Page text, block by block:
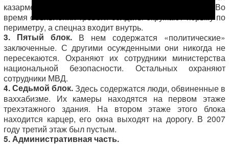
казарменные помещения для солдат и спецназа. Во
время объявления тревоги солдаты окружают тюрьму по
периметру, а спецназ входит внутрь.
3. Пятый блок. В нем содержатся «политические»
заключенные. С другими осужденными они никогда не
пересекаются. Охраняют их сотрудники министерства
национальной безопасности. Остальных охраняют
сотрудники МВД.
4. Седьмой блок.Здесь содержатся люди, обвиненные в
ваххабизме. Их камеры находятся на первом этаже
трехэтажного здания. На втором этаже этого блока
находится карцер, его окна выходят на дорогу. В 2007
году третий этаж был пустым.
5. Административная часть.